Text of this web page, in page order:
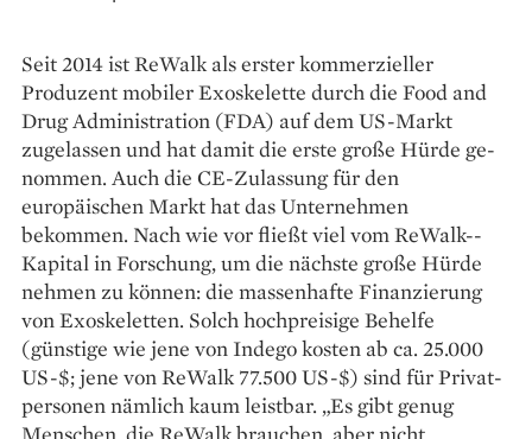
Seit 2014 ist ReWalk als erster kommerzieller
Produzent mobiler Exoskelette durch die Food and
Drug Administration (FDA) auf dem US-Markt
zugelassen und hat damit die erste große Hürde ge­
nommen. Auch die CE-Zulassung für den
europäischen Markt hat das Unternehmen
bekommen. Nach wie vor fließt viel vom ReWalk-­
Kapital in Forschung, um die nächste große Hürde
nehmen zu können: die massenhafte Finan­zierung
von Exoskeletten. Solch hochpreisige Behelfe
(günstige wie jene von Indego kosten ab ca. 25.000
US-$; jene von ReWalk 77.500 US-$) sind für Privat­
personen nämlich kaum leistbar. „Es gibt genug
Menschen, die ReWalk brauchen, aber nicht